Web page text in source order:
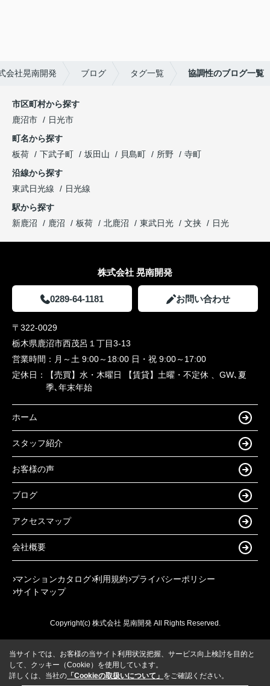
会社晃南開発 ブログ タグ一覧 協調性のブログ一覧
市区町村から探す
鹿沼市
日光市
町名から探す
板荷
下武子町 坂田山 貝島町 所野
寺町
沿線から探す
東武日光線
日光線
駅から探す
新鹿沼
鹿沼 板荷 北鹿沼 東武日光 文挟 日光
株式会社 晃南開発
0289-64-1181 お問い合わせ
〒322-0029
栃木県鹿沼市西茂呂１丁目3-13
営業時間： 月～土 9:00～18:00 日・祝 9:00～17:00
定休日：
【売買】水・木曜日 【賃貸】土曜・不定休 、GW､夏
季､年末年始
ホーム
スタッフ紹介
お客様の声
ブログ
アクセスマップ
会社概要
マンションカタログ 利用規約 プライバシーポリシー
サイトマップ
Copyright(c) 株式会社 晃南開発 All Rights Reserved.
当サイトでは、お客様の当サイト利用状況把握、サービス向上検討を目的と
して、クッキー（Cookie）を使用しています。
詳しくは、当社の 「Cookieの取扱いについて」 をご確認ください。